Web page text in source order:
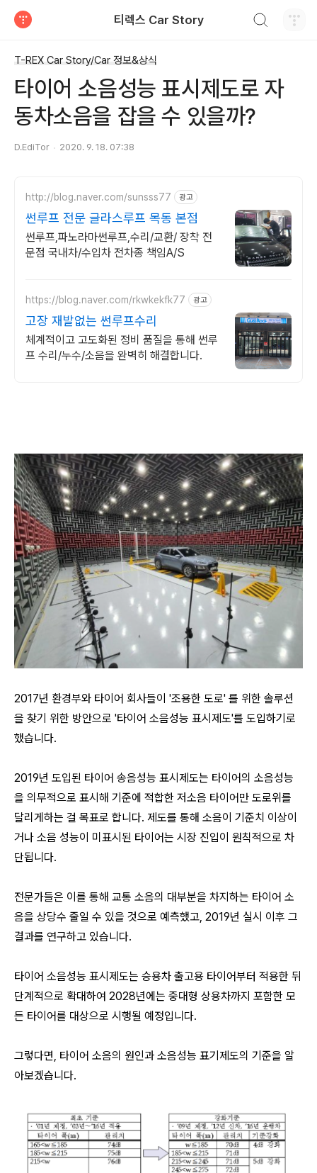
티렉스 Car Story
T-REX Car Story/Car 정보&상식
타이어 소음성능 표시제도로 자
동차소음을 잡을 수 있을까?
D.EdiTor 2020. 9. 18. 07:38
http://blog.naver.com/sunsss77 광고
썬루프 전문 글라스루프 목동 본점
썬루프,파노라마썬루프,수리/교환/ 장착 전
문점 국내차/수입차 전차종 책임A/S
https://blog.naver.com/rkwkekfk77 광고
고장 재발없는 썬루프수리
체계적이고 고도화된 정비 품질을 통해 썬루
프 수리/누수/소음을 완벽히 해결합니다.
2017년 환경부와 타이어 회사들이 '조용한 도로' 를 위한 솔루션
을 찾기 위한 방안으로 '타이어 소음성능 표시제도'를 도입하기로
했습니다.
2019년 도입된 타이어 송음성능 표시제도는 타이어의 소음성능
을 의무적으로 표시해 기준에 적합한 저소음 타이어만 도로위를
달리게하는 걸 목표로 합니다. 제도를 통해 소음이 기준치 이상이
거나 소음 성능이 미표시된 타이어는 시장 진입이 원칙적으로 차
단됩니다.
전문가들은 이를 통해 교통 소음의 대부분을 차지하는 타이어 소
음을 상당수 줄일 수 있을 것으로 예측했고, 2019년 실시 이후 그
결과를 연구하고 있습니다.
타이어 소음성능 표시제도는 승용차 출고용 타이어부터 적용한 뒤
단계적으로 확대하여 2028년에는 중대형 상용차까지 포함한 모
든 타이어를 대상으로 시행될 예정입니다.
그렇다면, 타이어 소음의 원인과 소음성능 표기제도의 기준을 알
아보겠습니다.